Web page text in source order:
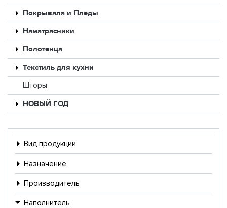
Покрывала и Пледы
Наматрасники
Полотенца
Текстиль для кухни
Шторы
НОВЫЙ ГОД
Вид продукции
Назначение
Производитель
Наполнитель